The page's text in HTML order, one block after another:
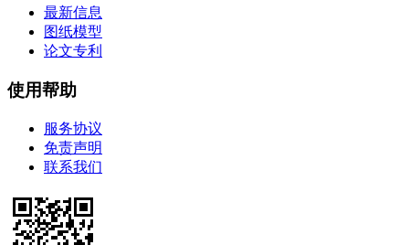
最新信息
图纸模型
论文专利
使用帮助
服务协议
免责声明
联系我们